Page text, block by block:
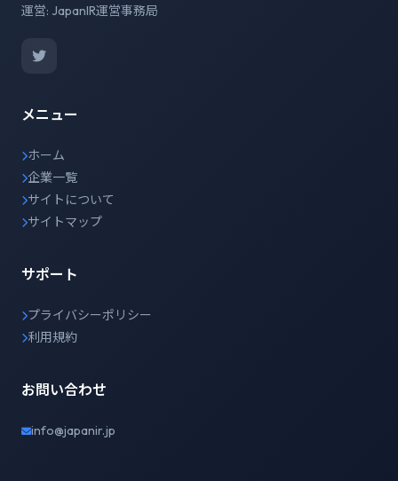
運営: JapanIR運営事務局
メニュー
ホーム
企業一覧
サイトについて
サイトマップ
サポート
プライバシーポリシー
利用規約
お問い合わせ
info@japanir.jp